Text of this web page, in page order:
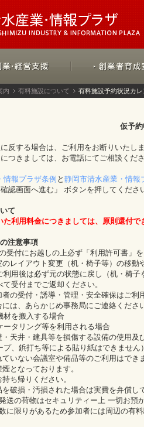
内 有料施設について 有料施設予約状況カレ
仮予
反する場合は、ご利用をお断りいたし
つきましては、お電話にてご相談くだ
情報プラザ条例 と 静岡市清水産業・情報
認画面へ進む」 ボタンを押してくださ
て
た利用料金につきましては、原則還付で
注意事項
受付にお越しの上必ず「利用許可書」を
レイアウト変更（机・椅子等）の移
用後は必ず元の状態に戻し（机・椅子
受付までご返却ください。
の受付・誘導・管理・安全確保はご利
は、あらかじめ事務局にご連絡くださ
を搬入する場合
タリング等を利用される場合
天井・建具等を損傷する設備の使用及
、鋲打ち等による貼り紙はできません）
いない会議室や備品等のご利用はでき
となっております。
ち帰りください。
破損・汚損された場合は実費を弁償し
送の荷物はセキュリティー上 一切お預
に限りがあるため参加者には周辺の有